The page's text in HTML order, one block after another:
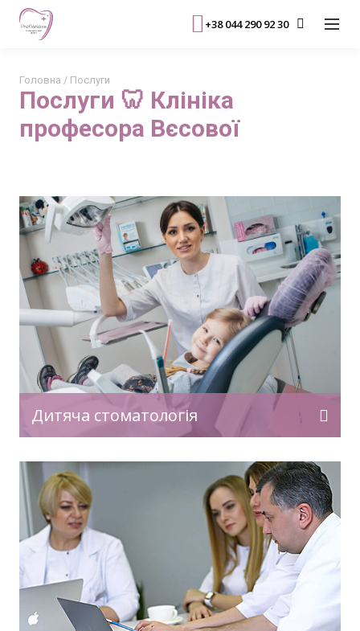
+38 044 290 92 30
Послуги 🦷 Клініка
професора Вєсової
Головна / Послуги
Дитяча стоматологія